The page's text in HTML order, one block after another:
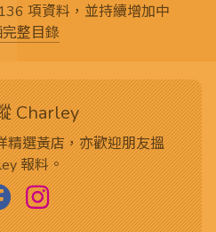
項資料，並持續增加中
整目錄
Charley
精選黃店，亦歡迎朋友搵
報料。